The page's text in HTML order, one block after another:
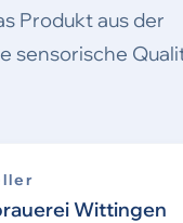
Produkt aus der
sensorische
Wittingen